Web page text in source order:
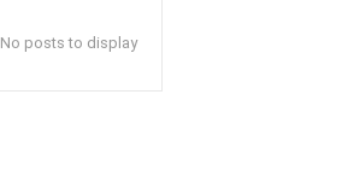
No posts to display